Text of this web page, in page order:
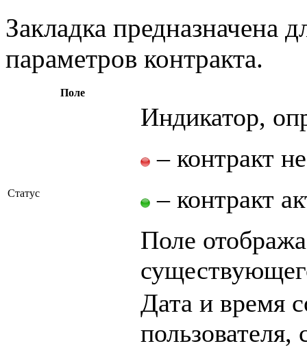
Закладка предназначена
параметров контракта.
Поле
Статус
Индикатор,
– контракт
– контракт
Поле
Дата и время
пользователя,